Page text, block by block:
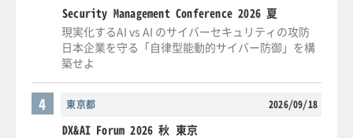
Security Management Conference 2026 夏
現実化するAI vs AI のサイバーセキュリティの攻防
日本企業を守る「自律型能動的サイバー防御」を構
築せよ
東京都 2026/09/18
4
DX&AI Forum 2026 秋 東京